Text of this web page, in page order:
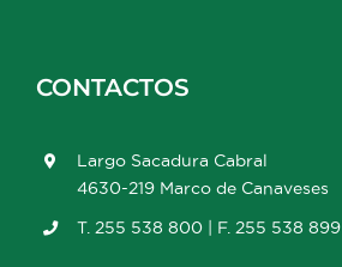
CONTACTOS
Largo Sacadura Cabral
4630-219 Marco de Canaveses
T. 255 538 800 | F. 255 538 899